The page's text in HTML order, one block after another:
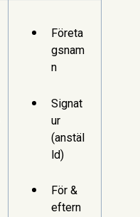
Företa
gsnam
n
Signat
ur
(anstäl
ld)
För &
eftern